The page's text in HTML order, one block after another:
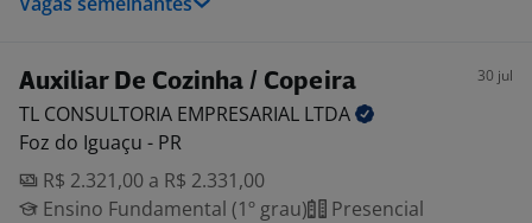
Auxiliar De Cozinha / Copeira 30 jul
TL CONSULTORIA EMPRESARIAL LTDA
Foz do Iguaçu - PR
R$ 2.321,00 a R$ 2.331,00
Ensino Fundamental (1º grau)
Presencial